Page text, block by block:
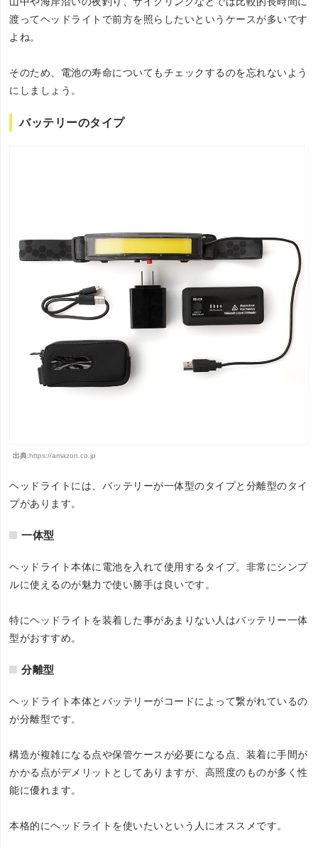
渡ってヘッドライトで前方を照らしたいというケースが多いです
よね。
そのため、電池の寿命についてもチェックするのを忘れないよう
にしましょう。
バッテリーのタイプ
出典: https://amazon.co.jp
ヘッドライトには、バッテリーが一体型のタイプと分離型のタイ
プがあります。
一体型
ヘッドライト本体に電池を入れて使用するタイプ。非常にシンプ
ルに使えるのが魅力で使い勝手は良いです。
特にヘッドライトを装着した事があまりない人はバッテリー一体
型がおすすめ。
分離型
ヘッドライト本体とバッテリーがコードによって繋がれているの
が分離型です。
構造が複雑になる点や保管ケースが必要になる点、装着に手間が
かかる点がデメリットとしてありますが、高照度のものが多く性
能に優れます。
本格的にヘッドライトを使いたいという人にオススメです。